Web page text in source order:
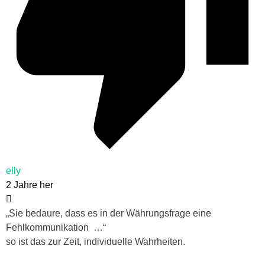
elly
2 Jahre her
„Sie bedaure, dass es in der Währungsfrage eine
Fehlkommunikation …“
so ist das zur Zeit, individuelle Wahrheiten.